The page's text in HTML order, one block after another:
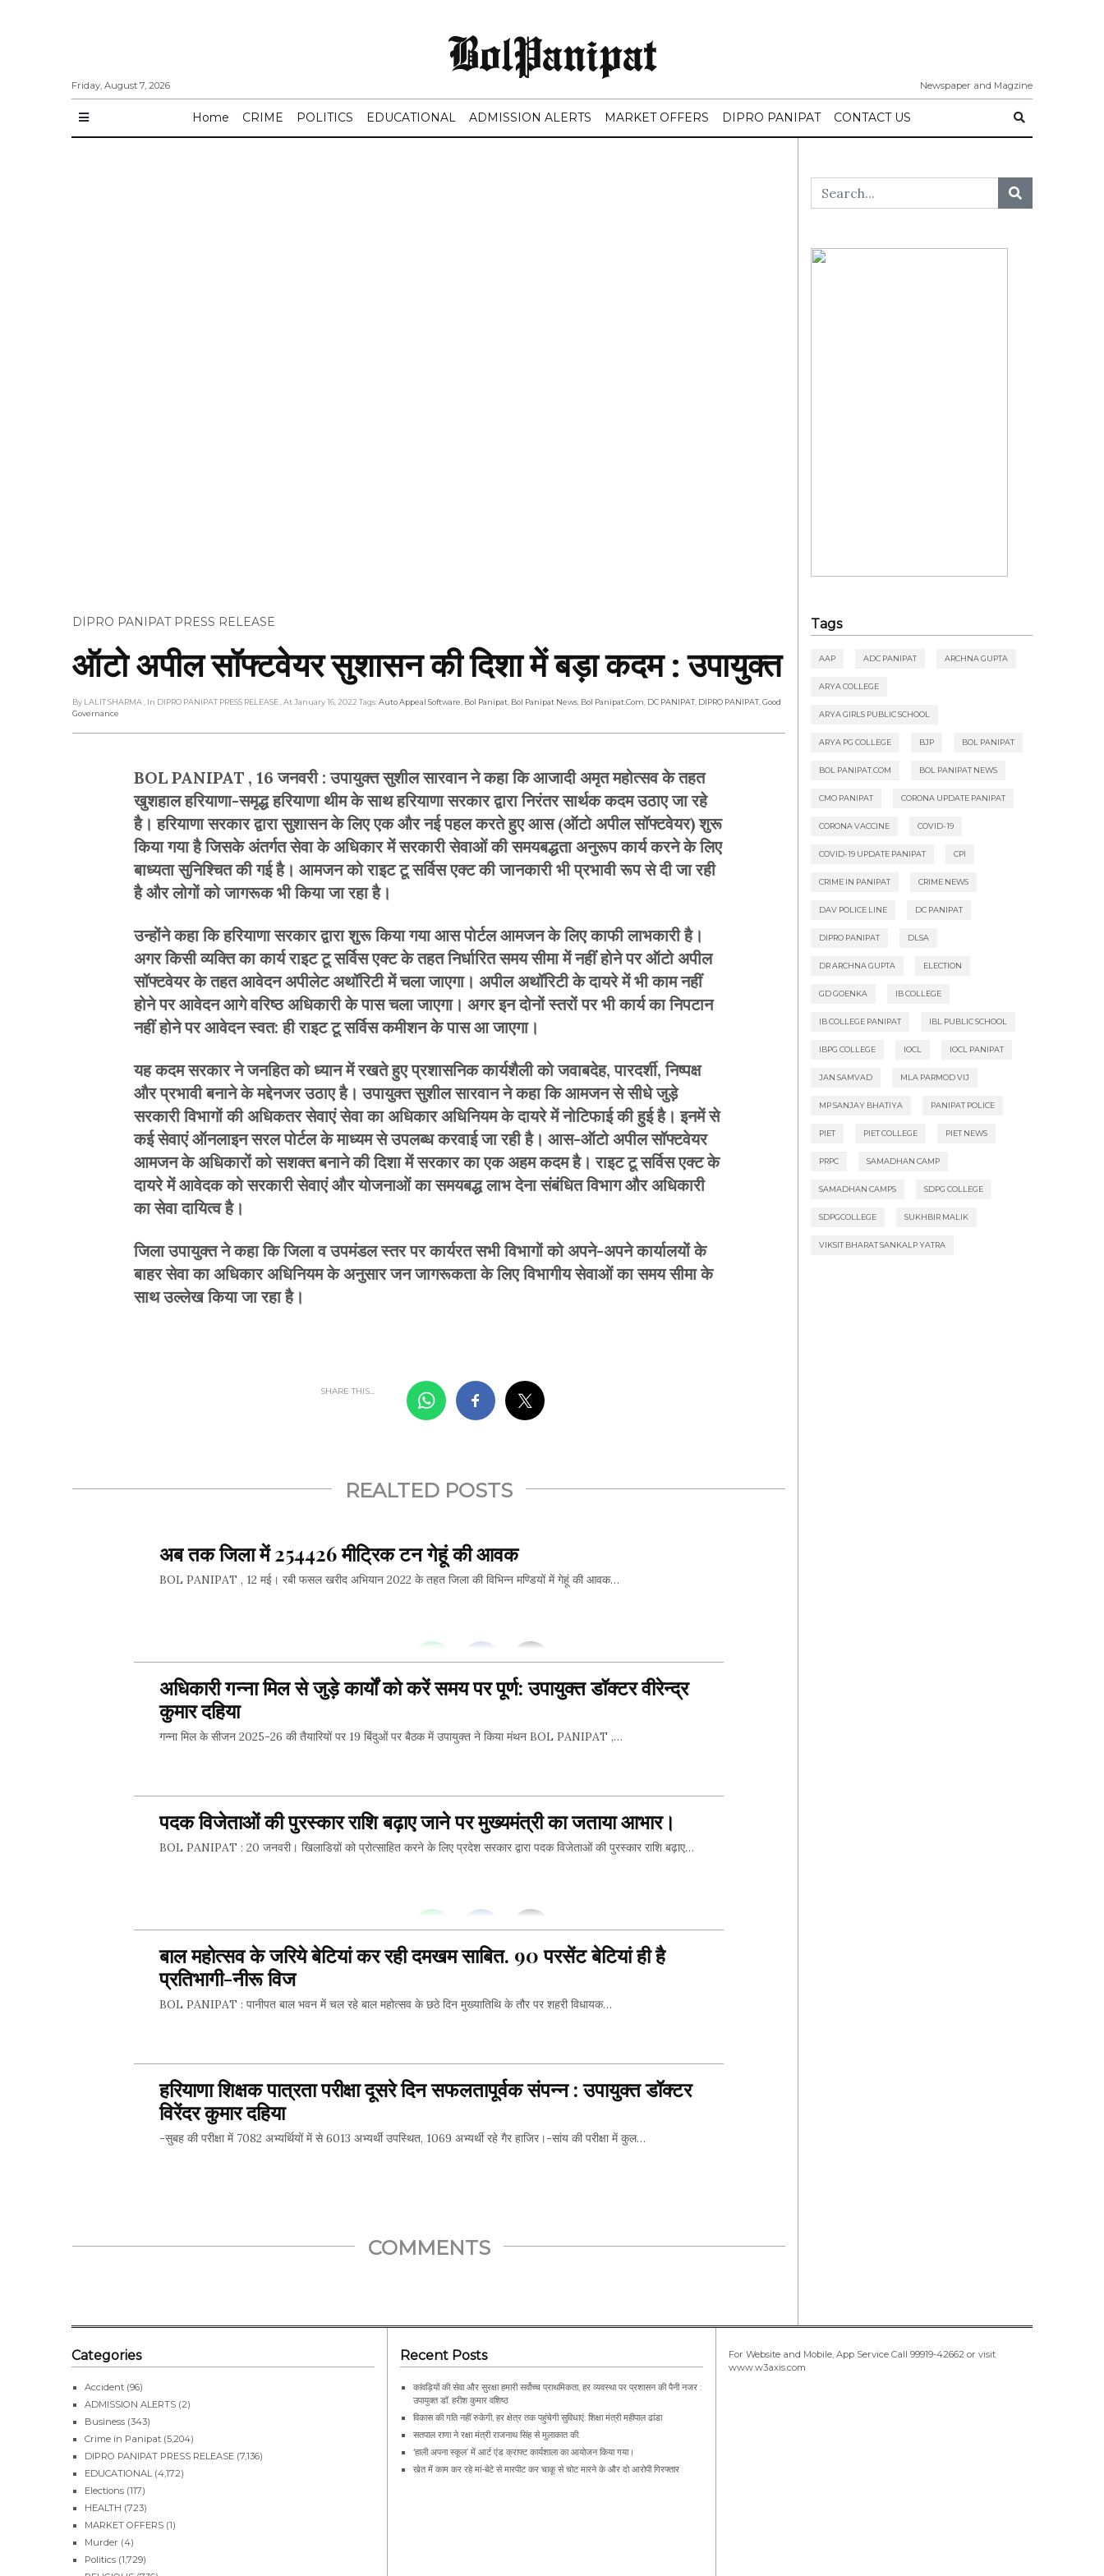
Friday, August 7, 2026
BolPanipat
Newspaper and Magzine
Home CRIME POLITICS EDUCATIONAL ADMISSION ALERTS MARKET OFFERS DIPRO PANIPAT CONTACT US
DIPRO PANIPAT PRESS RELEASE
ऑटो अपील सॉफ्टवेयर सुशासन की दिशा में बड़ा कदम : उपायुक्त
By LALIT SHARMA , In DIPRO PANIPAT PRESS RELEASE , At January 16, 2022 Tags:Auto Appeal Software Bol Panipat Bol Panipat News Bol Panipat.com DC PANIPAT DIPRO PANIPAT Good
Governance
BOL PANIPAT , 16 जनवरी : उपायुक्त सुशील सारवान ने कहा कि आजादी अमृत महोत्सव के तहत
खुशहाल हरियाणा-समृद्ध हरियाणा थीम के साथ हरियाणा सरकार द्वारा निरंतर सार्थक कदम उठाए जा रहे
है। हरियाणा सरकार द्वारा सुशासन के लिए एक और नई पहल करते हुए आस (ऑटो अपील सॉफ्टवेयर) शुरू
किया गया है जिसके अंतर्गत सेवा के अधिकार में सरकारी सेवाओं की समयबद्धता अनुरूप कार्य करने के लिए
बाध्यता सुनिश्चित की गई है। आमजन को राइट टू सर्विस एक्ट की जानकारी भी प्रभावी रूप से दी जा रही
है और लोगों को जागरूक भी किया जा रहा है।
उन्होंने कहा कि हरियाणा सरकार द्वारा शुरू किया गया आस पोर्टल आमजन के लिए काफी लाभकारी है।
अगर किसी व्यक्ति का कार्य राइट टू सर्विस एक्ट के तहत निर्धारित समय सीमा में नहींं होने पर ऑटो अपील
सॉफ्टवेयर के तहत आवेदन अपीलेट अथॉरिटी में चला जाएगा। अपील अथॉरिटी के दायरे में भी काम नहीं
होने पर आवेदन आगे वरिष्ठ अधिकारी के पास चला जाएगा। अगर इन दोनों स्तरों पर भी कार्य का निपटान
नहीं होने पर आवेदन स्वत: ही राइट टू सर्विस कमीशन के पास आ जाएगा।
यह कदम सरकार ने जनहित को ध्यान में रखते हुए प्रशासनिक कार्यशैली को जवाबदेह, पारदर्शी, निष्पक्ष
और प्रभावी बनाने के मद्देनजर उठाए है। उपायुक्त सुशील सारवान ने कहा कि आमजन से सीधे जुड़े
सरकारी विभागों की अधिकतर सेवाएं सेवा का अधिकार अधिनियम के दायरे में नोटिफाई की हुई है। इनमें से
कई सेवाएं ऑनलाइन सरल पोर्टल के माध्यम से उपलब्ध करवाई जा रही है। आस-ऑटो अपील सॉफ्टवेयर
आमजन के अधिकारों को सशक्त बनाने की दिशा में सरकार का एक अहम कदम है। राइट टू सर्विस एक्ट के
दायरे में आवेदक को सरकारी सेवाएं और योजनाओं का समयबद्ध लाभ देना संबंधित विभाग और अधिकारी
का सेवा दायित्व है।
जिला उपायुक्त ने कहा कि जिला व उपमंडल स्तर पर कार्यरत सभी विभागों को अपने-अपने कार्यालयों के
बाहर सेवा का अधिकार अधिनियम के अनुसार जन जागरूकता के लिए विभागीय सेवाओं का समय सीमा के
साथ उल्लेख किया जा रहा है।
SHARE THIS...
REALTED POSTS
अब तक जिला में 254426 मीट्रिक टन गेहूं की आवक
BOL PANIPAT , 12 मई। रबी फसल खरीद अभियान 2022 के तहत जिला की विभिन्न मण्डियों में गेहूं की आवक…
अधिकारी गन्ना मिल से जुड़े कार्यों को करें समय पर पूर्ण: उपायुक्त डॉक्टर वीरेन्द्र
कुमार दहिया
गन्ना मिल के सीजन 2025-26 की तैयारियों पर 19 बिंदुओं पर बैठक में उपायुक्त ने किया मंथन BOL PANIPAT ,…
पदक विजेताओं की पुरस्कार राशि बढ़ाए जाने पर मुख्यमंत्री का जताया आभार।
BOL PANIPAT : 20 जनवरी। खिलाडिय़ों को प्रोत्साहित करने के लिए प्रदेश सरकार द्वारा पदक विजेताओं की पुरस्कार राशि बढ़ाए…
बाल महोत्सव के जरिये बेटियां कर रही दमखम साबित. 90 परसेंट बेटियां ही है
प्रतिभागी-नीरू विज
BOL PANIPAT : पानीपत बाल भवन में चल रहे बाल महोत्सव के छठे दिन मुख्यातिथि के तौर पर शहरी विधायक…
SHARE THIS...
हरियाणा शिक्षक पात्रता परीक्षा दूसरे दिन सफलतापूर्वक संपन्न : उपायुक्त डॉक्टर
विरेंदर कुमार दहिया
-सुबह की परीक्षा में 7082 अभ्यर्थियों में से 6013 अभ्यर्थी उपस्थित, 1069 अभ्यर्थी रहे गैर हाजिर।-सांय की परीक्षा में कुल…
COMMENTS
Tags
AAP ADC PANIPAT ARCHNA GUPTA
ARYA COLLEGE
ARYA GIRLS PUBLIC SCHOOL
ARYA PG COLLEGE BJP BOL PANIPAT
BOL PANIPAT.COM BOL PANIPAT NEWS
CMO PANIPAT CORONA UPDATE PANIPAT
CORONA VACCINE COVID-19
COVID-19 UPDATE PANIPAT CPI
CRIME IN PANIPAT CRIME NEWS
DAV POLICE LINE DC PANIPAT
DIPRO PANIPAT DLSA
DR ARCHNA GUPTA ELECTION
GD GOENKA IB COLLEGE
IB COLLEGE PANIPAT IBL PUBLIC SCHOOL
IBPG COLLEGE IOCL IOCL PANIPAT
JAN SAMVAD MLA PARMOD VIJ
MP SANJAY BHATIYA PANIPAT POLICE
PIET PIET COLLEGE PIET NEWS
PRPC SAMADHAN CAMP
SAMADHAN CAMPS SDPG COLLEGE
SDPGCOLLEGE SUKHBIR MALIK
VIKSIT BHARAT SANKALP YATRA
Categories
Accident (96)
ADMISSION ALERTS (2)
Business (343)
Crime in Panipat (5,204)
DIPRO PANIPAT PRESS RELEASE (7,136)
EDUCATIONAL (4,172)
Elections (117)
HEALTH (723)
MARKET OFFERS (1)
Murder (4)
Politics (1,729)
Recent Posts
कांवड़ियों की सेवा और सुरक्षा हमारी सर्वोच्च प्राथमिकता, हर व्यवस्था पर प्रशासन की पैनी नजर :
उपायुक्त डॉ. हरीश कुमार वशिष्ठ
विकास की गति नहीं रुकेगी, हर क्षेत्र तक पहुंचेगी सुविधाएं: शिक्षा मंत्री महीपाल ढांडा
सतपाल राणा ने रक्षा मंत्री राजनाथ सिंह से मुलाकात की.
‘हाली अपना स्कूल’ में आर्ट एंड क्राफ्ट कार्यशाला का आयोजन किया गया।
खेत में काम कर रहे मां-बेटे से मारपीट कर चाकू से चोट मारने के और दो आरोपी गिरफ्तार
For Website and Mobile, App Service Call 99919-42662 or visit
www.w3axis.com